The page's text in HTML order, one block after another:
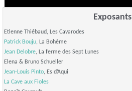
Exposants
Etienne Thiébaud, Les Cavarodes
Patrick Bouju, La Bohème
Jean Delobre, La ferme des Sept Lunes
Elena & Bruno Schueller
Jean-Louis Pinto, Es d’Aqui
La Cave aux Fioles